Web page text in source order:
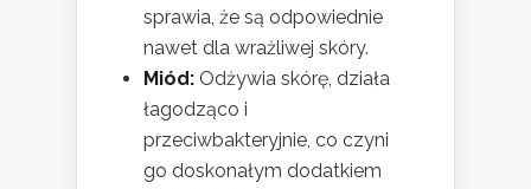
sprawia, że są odpowiednie
nawet dla wrażliwej skóry.
Miód: Odżywia skórę, działa
łagodząco i
przeciwbakteryjnie, co czyni
go doskonałym dodatkiem